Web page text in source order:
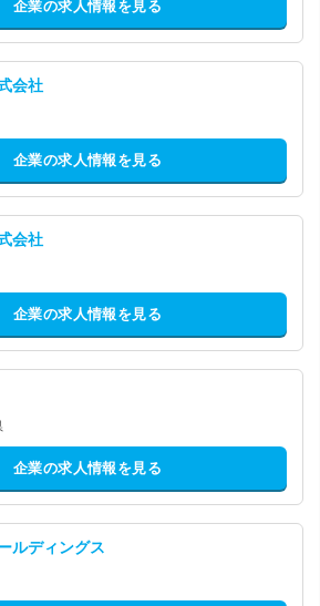
企業の求人情報を見る
会社
企業の求人情報を見る
会社
企業の求人情報を見る
企業の求人情報を見る
ルディングス